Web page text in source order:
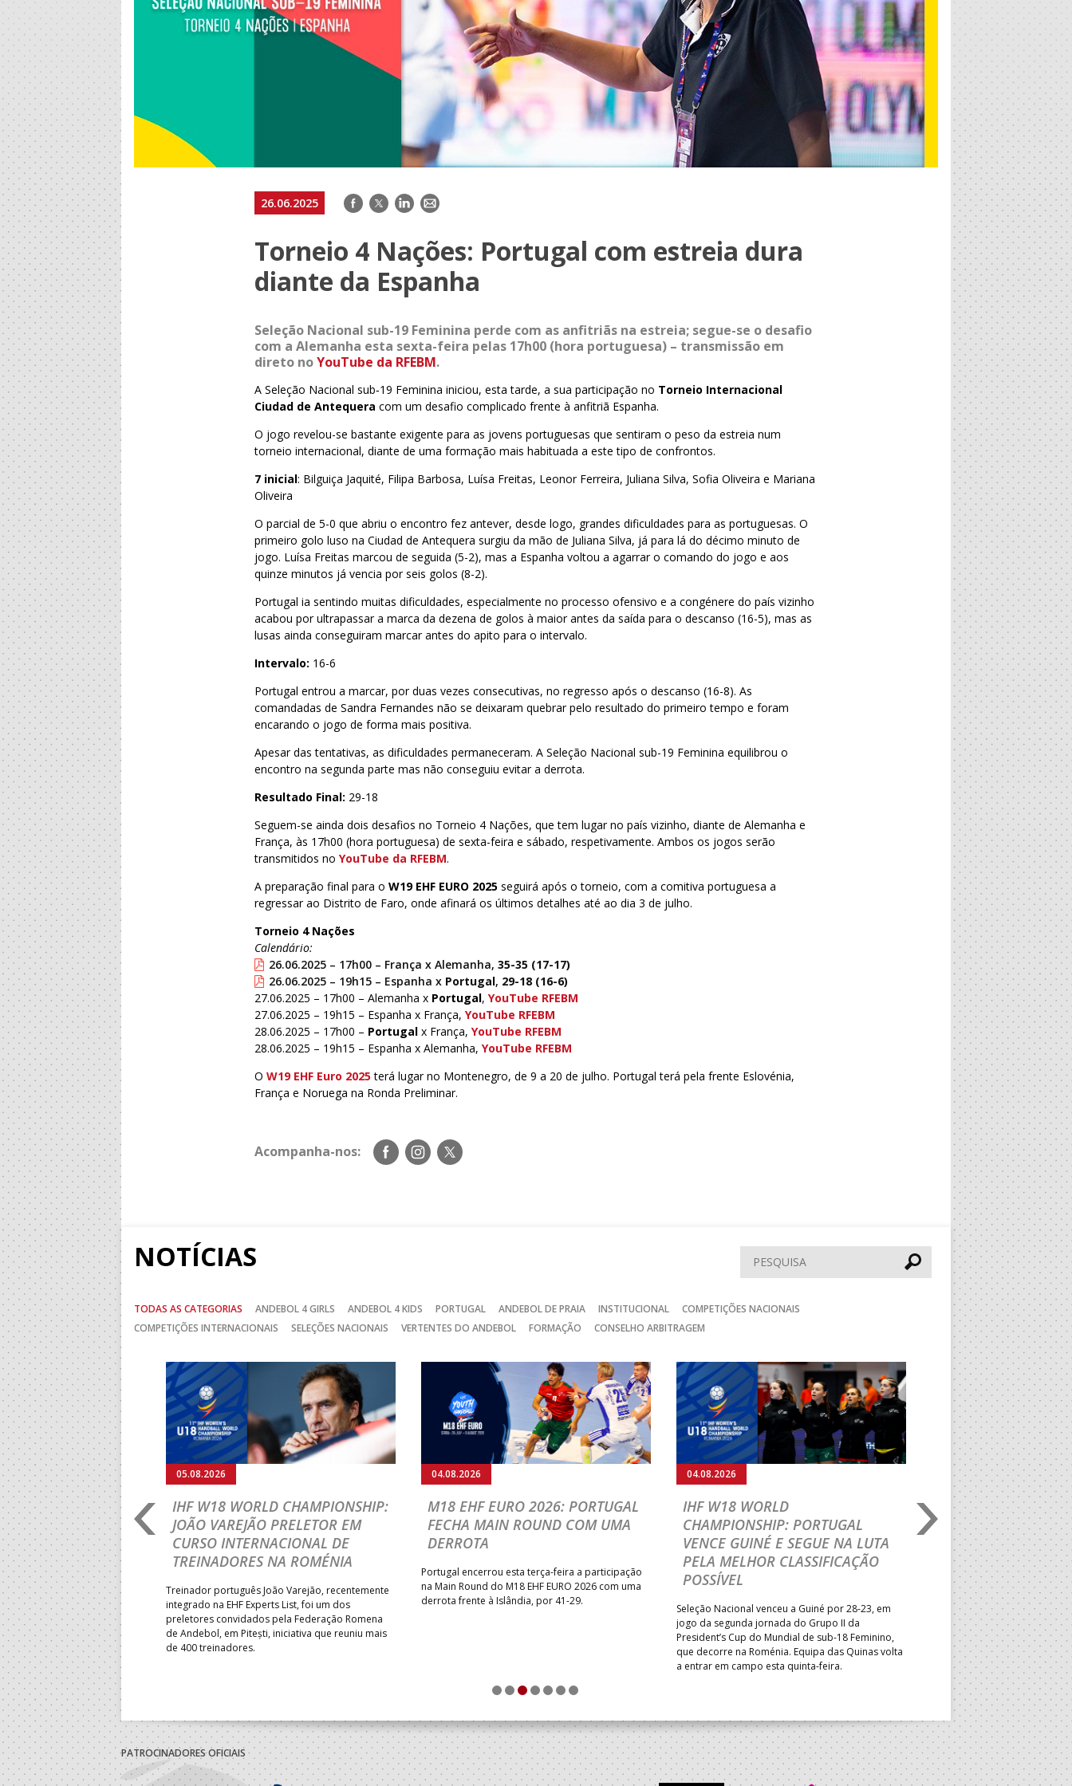
26.06.2025 Facebook
TwitterLinkedIn
E-
Torneio 4 Nações: Portugal com estreia dura
diante da Espanha
Seleção Nacional sub-19 Feminina perde com as anfitriãs na estreia; segue-se o desafio
com a Alemanha esta sexta-feira pelas 17h00 (hora portuguesa) – transmissão em
direto noYouTube da RFEBM.
A Seleção Nacional sub‑19 Feminina iniciou, esta tarde, a sua participação no Torneio Internacional
Ciudad de Antequera com um desafio complicado frente à anfitriã Espanha.
O jogo revelou-se bastante exigente para as jovens portuguesas que sentiram o peso da estreia num
torneio internacional, diante de uma formação mais habituada a este tipo de confrontos.
7 inicial: Bilguiça Jaquité, Filipa Barbosa, Luísa Freitas, Leonor Ferreira, Juliana Silva, Sofia Oliveira e Mariana
Oliveira
O parcial de 5-0 que abriu o encontro fez antever, desde logo, grandes dificuldades para as portuguesas. O
primeiro golo luso na Ciudad de Antequera surgiu da mão de Juliana Silva, já para lá do décimo minuto de
jogo. Luísa Freitas marcou de seguida (5-2), mas a Espanha voltou a agarrar o comando do jogo e aos
quinze minutos já vencia por seis golos (8-2).
Portugal ia sentindo muitas dificuldades, especialmente no processo ofensivo e a congénere do país vizinho
acabou por ultrapassar a marca da dezena de golos à maior antes da saída para o descanso (16-5), mas as
lusas ainda conseguiram marcar antes do apito para o intervalo.
Intervalo: 16-6
Portugal entrou a marcar, por duas vezes consecutivas, no regresso após o descanso (16-8). As
comandadas de Sandra Fernandes não se deixaram quebrar pelo resultado do primeiro tempo e foram
encarando o jogo de forma mais positiva.
Apesar das tentativas, as dificuldades permaneceram. A Seleção Nacional sub-19 Feminina equilibrou o
encontro na segunda parte mas não conseguiu evitar a derrota.
Resultado Final: 29-18
Seguem-se ainda dois desafios no Torneio 4 Nações, que tem lugar no país vizinho, diante de Alemanha e
França, às 17h00 (hora portuguesa) de sexta-feira e sábado, respetivamente. Ambos os jogos serão
transmitidos noYouTube da RFEBM.
A preparação final para oW19 EHF EURO 2025 seguirá após o torneio, com a comitiva portuguesa a
regressar ao Distrito de Faro, onde afinará os últimos detalhes até ao dia 3 de julho.
Torneio 4 Nações
Calendário:
26.06.2025 – 17h00 – França x Alemanha,35-35 (17-17)
26.06.2025 – 19h15 – Espanha x Portugal, 29-18 (16-6)
27.06.2025 – 17h00 – Alemanha x Portugal,YouTube RFEBM
27.06.2025 – 19h15 – Espanha x França,YouTube RFEBM
28.06.2025 – 17h00 – Portugal x França,YouTube RFEBM
28.06.2025 – 19h15 – Espanha x Alemanha,YouTube RFEBM
OW19 EHF Euro 2025 terá lugar no Montenegro, de 9 a 20 de julho. Portugal terá pela frente Eslovénia,
França e Noruega na Ronda Preliminar.
Acompanha-nos:
Siga-
nos
Siga-
nos
Siga-
nos
NOTÍCIAS Pesquisar
TODAS AS CATEGORIAS ANDEBOL 4 GIRLS ANDEBOL 4 KIDS PORTUGAL ANDEBOL DE PRAIA INSTITUCIONAL
COMPETIÇÕES NACIONAIS
COMPETIÇÕES INTERNACIONAIS
SELEÇÕES NACIONAIS VERTENTES DO ANDEBOL FORMAÇÃO CONSELHO ARBITRAGEM
CHAMPIONSHIP:
FASE A
CUP
na fase de grupos da
mede forças com o
no primeiro embate dos
entre o 17.º e 32.º lugare do
sub-18 Feminino.
05.08.2026
IHF W18 WORLD CHAMPIONSHIP:
JOÃO VAREJÃO PRELETOR EM
CURSO INTERNACIONAL DE
TREINADORES NA ROMÉNIA
Treinador português João Varejão, recentemente
integrado na EHF Experts List, foi um dos
preletores convidados pela Federação Romena
de Andebol, em Pitești, iniciativa que reuniu mais
de 400 treinadores.
04.08.2026
M18 EHF EURO 2026: PORTUGAL
FECHA MAIN ROUND COM UMA
DERROTA
Portugal encerrou esta terça-feira a participação
na Main Round do M18 EHF EURO 2026 com uma
derrota frente à Islândia, por 41-29.
04.08.2026
IHF W18 WORLD
CHAMPIONSHIP: PORTUGAL
VENCE GUINÉ E SEGUE NA LUTA
PELA MELHOR CLASSIFICAÇÃO
POSSÍVEL
Seleção Nacional venceu a Guiné por 28-23, em
jogo da segunda jornada do Grupo II da
President’s Cup do Mundial de sub-18 Feminino,
que decorre na Roménia. Equipa das Quinas volta
a entrar em campo esta quinta-feira.
03.08.2026
M18 EHF EURO
CEDE DIANTE DA
MAIN ROUND
Segunda parte dominada
derrota portuguesa por 35-
Grupo II da Main Round do
Masculino, em Belgrado.
a entrar em campo esta
horas.
Anterior Seguinte
1 2 3 4 5 6 7
PATROCINADORES OFICIAIS